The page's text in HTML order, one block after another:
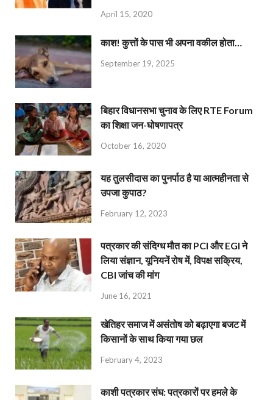
April 15, 2020
काश! कुत्तों के पास भी अपना वकील होता…
September 19, 2025
बिहार विधानसभा चुनाव के लिए RTE Forum
का शिक्षा जन-घोषणापत्र
October 16, 2020
यह तुलसीदास का पुनर्पाठ है या आत्महीनता से
उपजा कुपाठ?
February 12, 2023
पत्रकार की संदिग्ध मौत का PCI और EGI ने
लिया संज्ञान, यूनियनें रोष में, विपक्ष सक्रिय,
CBI जांच की मांग
June 16, 2021
खेतिहर समाज में असंतोष को बढ़ाएगा बजट में
किसानों के साथ किया गया छल
February 4, 2023
काशी पत्रकार संघ: पत्रकारों पर हमले के